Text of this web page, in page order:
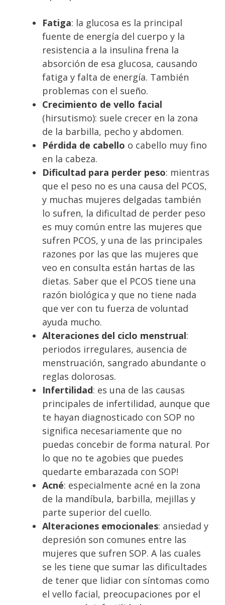
Fatiga: la glucosa es la principal
fuente de energía del cuerpo y la
resistencia a la insulina frena la
absorción de esa glucosa, causando
fatiga y falta de energía. También
problemas con el sueño.
Crecimiento de vello facial
(hirsutismo): suele crecer en la zona
de la barbilla, pecho y abdomen.
Pérdida de cabello o cabello muy fino
en la cabeza.
Dificultad para perder peso: mientras
que el peso no es una causa del PCOS,
y muchas mujeres delgadas también
lo sufren, la dificultad de perder peso
es muy común entre las mujeres que
sufren PCOS, y una de las principales
razones por las que las mujeres que
veo en consulta están hartas de las
dietas. Saber que el PCOS tiene una
razón biológica y que no tiene nada
que ver con tu fuerza de voluntad
ayuda mucho.
Alteraciones del ciclo menstrual:
periodos irregulares, ausencia de
menstruación, sangrado abundante o
reglas dolorosas.
Infertilidad: es una de las causas
principales de infertilidad, aunque que
te hayan diagnosticado con SOP no
significa necesariamente que no
puedas concebir de forma natural. Por
lo que no te agobies que puedes
quedarte embarazada con SOP!
Acné: especialmente acné en la zona
de la mandíbula, barbilla, mejillas y
parte superior del cuello.
Alteraciones emocionales: ansiedad y
depresión son comunes entre las
mujeres que sufren SOP. A las cuales
se les tiene que sumar las dificultades
de tener que lidiar con síntomas como
el vello facial, preocupaciones por el